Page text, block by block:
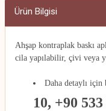
Ürün Bilgisi
Ahşap kontraplak baskı
cila yapılabilir, çivi veya
Daha detaylı için
10, +90